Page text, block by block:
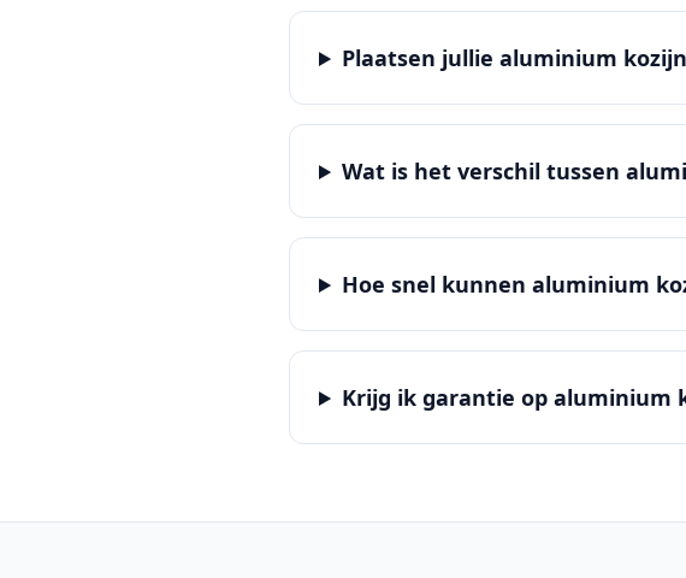
Plaatsen jullie aluminium
Wat is het verschil tussen
Hoe snel kunnen aluminium
Krijg ik garantie op aluminium